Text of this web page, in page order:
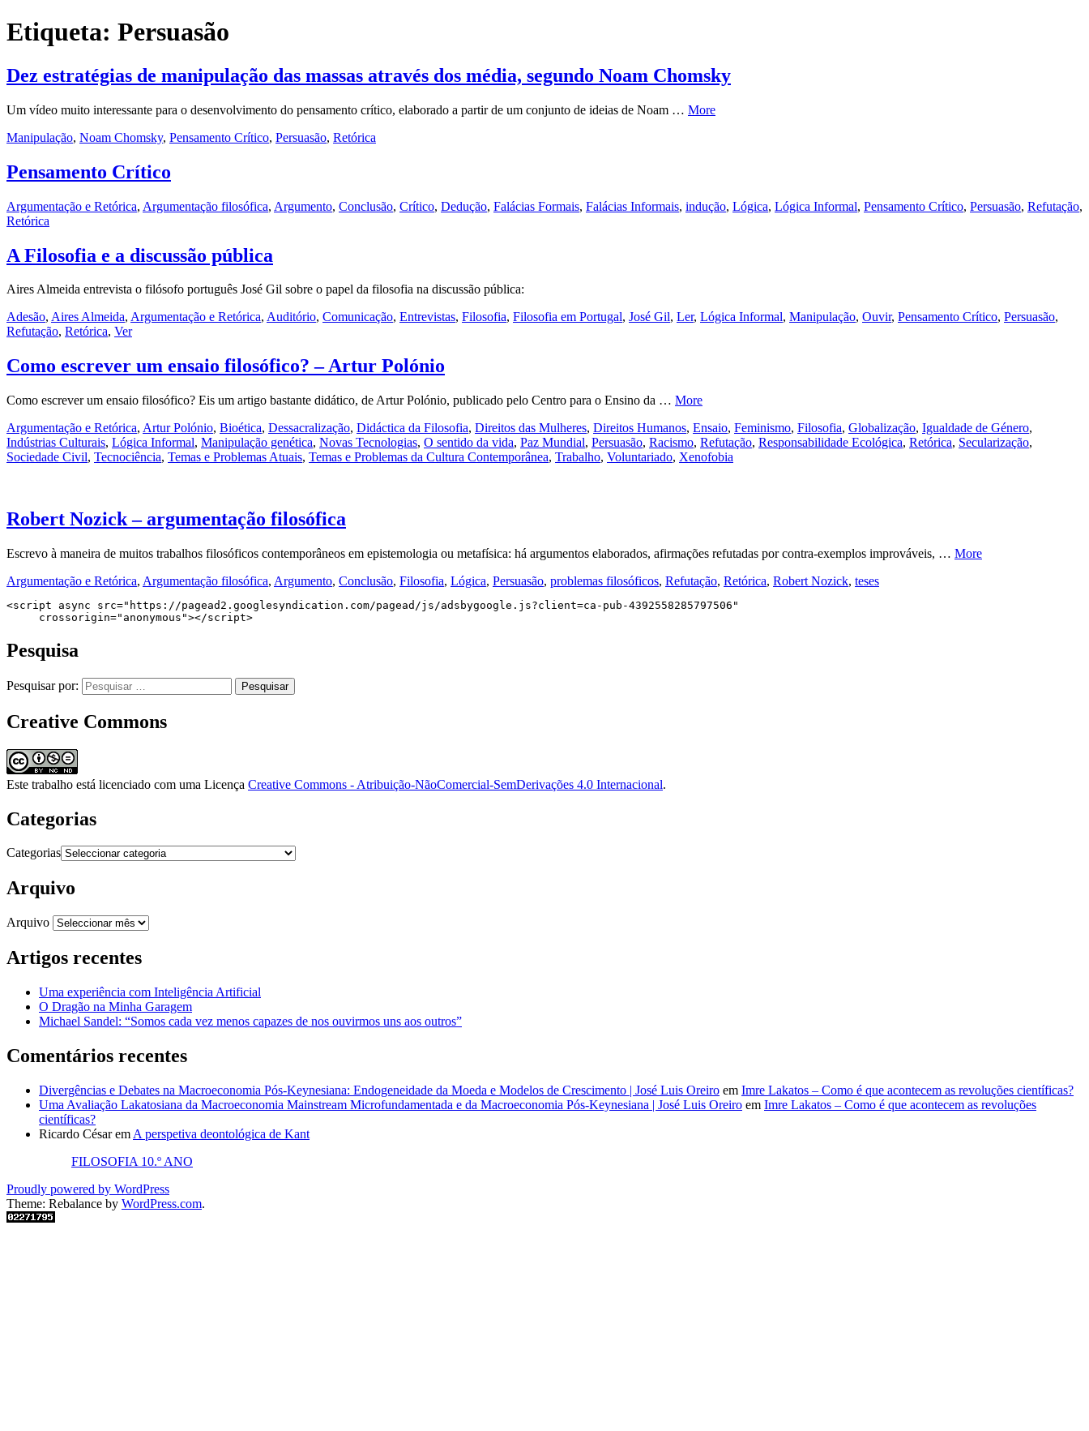
Etiqueta: Persuasão
Dez estratégias de manipulação das massas através dos média, segundo Noam Chomsky
Um vídeo muito interessante para o desenvolvimento do pensamento crítico, elaborado a partir de um conjunto de ideias de Noam … More
Manipulação, Noam Chomsky, Pensamento Crítico, Persuasão, Retórica
Pensamento Crítico
Argumentação e Retórica, Argumentação filosófica, Argumento, Conclusão, Crítico, Dedução, Falácias Formais, Falácias Informais, indução, Lógica, Lógica Informal, Pensamento Crítico, Persuasão, Refutação,
Retórica
A Filosofia e a discussão pública
Aires Almeida entrevista o filósofo português José Gil sobre o papel da filosofia na discussão pública:
Adesão, Aires Almeida, Argumentação e Retórica, Auditório, Comunicação, Entrevistas, Filosofia, Filosofia em Portugal, José Gil, Ler, Lógica Informal, Manipulação, Ouvir, Pensamento Crítico, Persuasão,
Refutação, Retórica, Ver
Como escrever um ensaio filosófico? – Artur Polónio
Como escrever um ensaio filosófico? Eis um artigo bastante didático, de Artur Polónio, publicado pelo Centro para o Ensino da … More
Argumentação e Retórica, Artur Polónio, Bioética, Dessacralização, Didáctica da Filosofia, Direitos das Mulheres, Direitos Humanos, Ensaio, Feminismo, Filosofia, Globalização, Igualdade de Género,
Indústrias Culturais, Lógica Informal, Manipulação genética, Novas Tecnologias, O sentido da vida, Paz Mundial, Persuasão, Racismo, Refutação, Responsabilidade Ecológica, Retórica, Secularização,
Sociedade Civil, Tecnociência, Temas e Problemas Atuais, Temas e Problemas da Cultura Contemporânea, Trabalho, Voluntariado, Xenofobia
Robert Nozick – argumentação filosófica
Escrevo à maneira de muitos trabalhos filosóficos contemporâneos em epistemologia ou metafísica: há argumentos elaborados, afirmações refutadas por contra-exemplos improváveis, … More
Argumentação e Retórica, Argumentação filosófica, Argumento, Conclusão, Filosofia, Lógica, Persuasão, problemas filosóficos, Refutação, Retórica, Robert Nozick, teses
<script async src="https://pagead2.googlesyndication.com/pagead/js/adsbygoogle.js?client=ca-pub-4392558285797506"
     crossorigin="anonymous"></script>
Pesquisa
Pesquisar por:
Creative Commons
Este trabalho está licenciado com uma Licença Creative Commons - Atribuição-NãoComercial-SemDerivações 4.0 Internacional.
Categorias
Categorias
Arquivo
Arquivo
Artigos recentes
Uma experiência com Inteligência Artificial
O Dragão na Minha Garagem
Michael Sandel: “Somos cada vez menos capazes de nos ouvirmos uns aos outros”
Comentários recentes
Divergências e Debates na Macroeconomia Pós-Keynesiana: Endogeneidade da Moeda e Modelos de Crescimento | José Luis Oreiro em Imre Lakatos – Como é que acontecem as revoluções científicas?
Uma Avaliação Lakatosiana da Macroeconomia Mainstream Microfundamentada e da Macroeconomia Pós-Keynesiana | José Luis Oreiro em Imre Lakatos – Como é que acontecem as revoluções
científicas?
Ricardo Césarem A perspetiva deontológica de Kant
FILOSOFIA 10.º ANO
Proudly powered by WordPress
Theme: Rebalance by WordPress.com.